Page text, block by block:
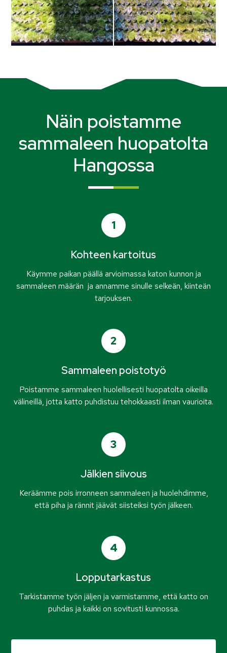
Näin poistamme
sammaleen huopatolta
Hangossa
1
Kohteen kartoitus
Käymme paikan päällä arvioimassa katon kunnon ja
sammaleen määrän ja annamme sinulle selkeän, kiinteän
tarjouksen.
2
Sammaleen poistotyö
Poistamme sammaleen huolellisesti huopatolta oikeilla
välineillä, jotta katto puhdistuu tehokkaasti ilman vaurioita.
3
Jälkien siivous
Keräämme pois irronneen sammaleen ja huolehdimme,
että piha ja rännit jäävät siisteiksi työn jälkeen.
4
Lopputarkastus
Tarkistamme työn jäljen ja varmistamme, että katto on
puhdas ja kaikki on sovitusti kunnossa.